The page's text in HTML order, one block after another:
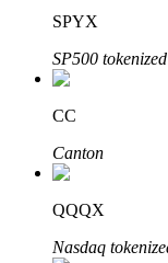
Apprenez le
Découvrez
SPYX
SP500
CC
Canton
QQQX
Nasdaq